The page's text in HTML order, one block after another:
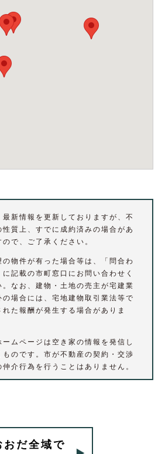
最新情報を更新しておりますが、不
性質上、すでに成約済みの場合があ
ので、ご了承ください。
の物件が有った場合等は、「問合わ
に記載の市町窓口にお問い合わせく
。なお、建物・土地の売主が宅建業
の場合には、宅地建物取引業法等で
れた報酬が発生する場合がありま
ームページは空き家の情報を発信し
ものです。市が不動産の契約・交渉
仲介行為を行うことはありません。
おだ全域で